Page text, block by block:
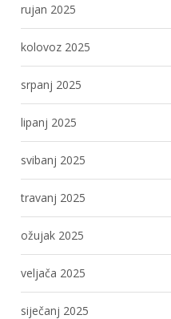
rujan 2025
kolovoz 2025
srpanj 2025
lipanj 2025
svibanj 2025
travanj 2025
ožujak 2025
veljača 2025
siječanj 2025